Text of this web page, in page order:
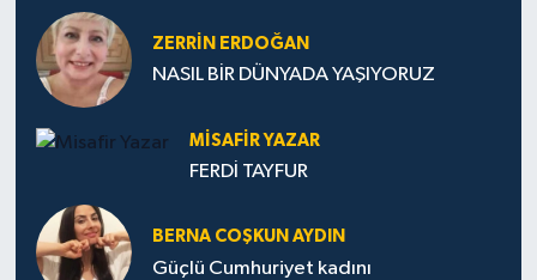
ZERRIN ERDOĞAN
NASIL BİR DÜNYADA YAŞIYORUZ
MISAFIR YAZAR
FERDİ TAYFUR
BERNA COŞKUN AYDIN
Güçlü Cumhuriyet kadını